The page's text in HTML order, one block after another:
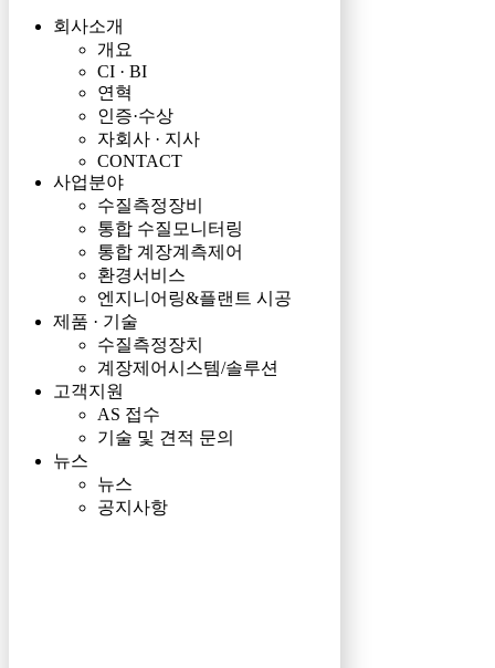
회사소개
개요
CI · BI
연혁
인증·수상
자회사 · 지사
CONTACT
사업분야
수질측정장비
통합 수질모니터링
통합 계장계측제어
환경서비스
엔지니어링&플랜트 시공
제품 · 기술
수질측정장치
계장제어시스템/솔루션
고객지원
AS 접수
기술 및 견적 문의
뉴스
뉴스
공지사항